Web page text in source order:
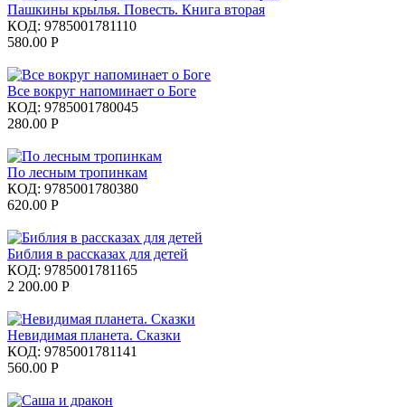
Пашкины крылья. Повесть. Книга вторая
КОД: 9785001781110
580.00 Р
Все вокруг напоминает о Боге
КОД: 9785001780045
280.00 Р
По лесным тропинкам
КОД: 9785001780380
620.00 Р
Библия в рассказах для детей
КОД: 9785001781165
2 200.00 Р
Невидимая планета. Сказки
КОД: 9785001781141
560.00 Р